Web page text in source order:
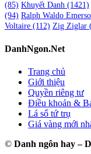
(85) Khuyết Danh (1421)
(94) Ralph Waldo
Voltaire (112) Zig Ziglar
DanhNgon.Net
Trang chủ
Giới thiệu
Quyền riêng tư
Điều khoản &
Lá số tứ trụ
Giá vàng mới
© Danh ngôn hay –